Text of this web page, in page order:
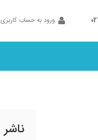
ورود به حساب کاربری
ناشر